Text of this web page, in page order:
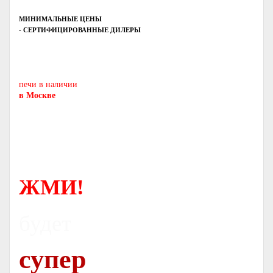
МИНИМАЛЬНЫЕ ЦЕНЫ
- СЕРТИФИЦИРОВАННЫЕ ДИЛЕРЫ
печи в наличии
в Москве
ЖМИ!
супер